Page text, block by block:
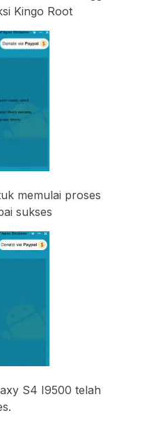
Kingo Root
memulai proses
sukses
S4 I9500 telah